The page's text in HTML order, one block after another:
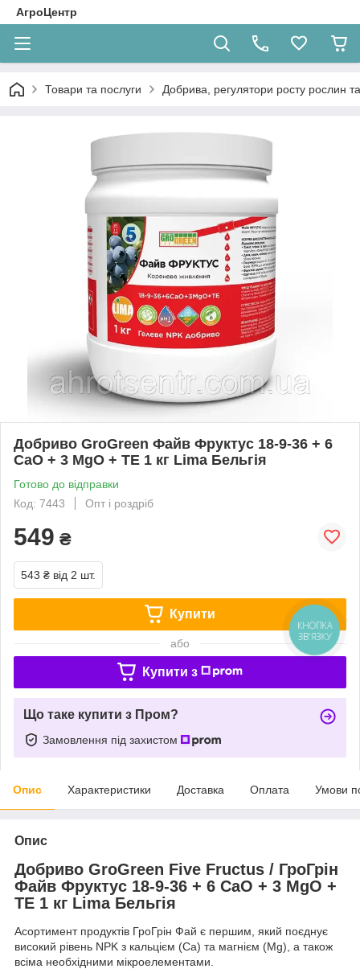
АгроЦентр
Товари та послуги Добрива, регулятори росту рослин
Добриво GroGreen Файв Фруктус 18-9-36 + 6
CaO + 3 MgO + TE 1 кг Lima Бельгія
Готово до відправки
Код: 7443
Опт і роздріб
549 ₴
543 ₴ від 2 шт.
Купити
або
Купити з
Що таке купити з Пром?
Замовлення під захистом
Опис Характеристики Доставка Оплата Умови
Опис
Добриво GroGreen Five Fructus / ГроГрін
Файв Фруктус 18-9-36 + 6 CaO + 3 MgO +
TE 1 кг Lima Бельгія
Асортимент продуктів ГроГрін Фай є першим, який поєднує
високий рівень NPK з кальцієм (Са) та магнієм (Mg), а також
всіма необхідними мікроелементами.
КНОПКА
ЗВ'ЯЗКУ